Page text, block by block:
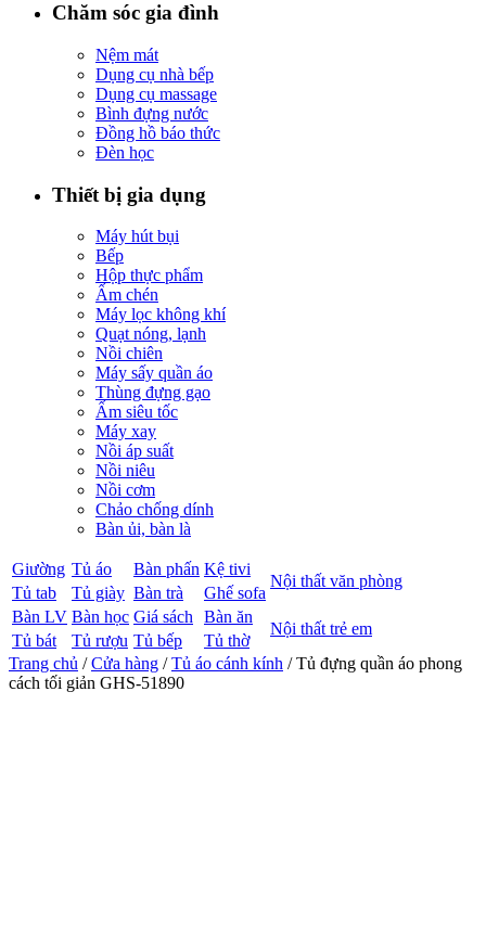
Chăm sóc gia đình
Nệm mát
Dụng cụ nhà bếp
Dụng cụ massage
Bình đựng nước
Đồng hồ báo thức
Đèn học
Thiết bị gia dụng
Máy hút bụi
Bếp
Hộp thực phẩm
Ấm chén
Máy lọc không khí
Quạt nóng, lạnh
Nồi chiên
Máy sấy quần áo
Thùng đựng gạo
Ấm siêu tốc
Máy xay
Nồi áp suất
Nồi niêu
Nồi cơm
Chảo chống dính
Bàn ủi, bàn là
Giường Tủ áo Bàn phấn Kệ tivi
Nội thất văn phòng
Tủ tab Tủ giày Bàn trà
Ghế sofa
Bàn LV Bàn học Giá sách Bàn ăn
Nội thất trẻ em
Tủ bát Tủ rượu Tủ bếp
Tủ thờ
Trang chủ /Cửa hàng /Tủ áo cánh kính / Tủ đựng quần áo phong
cách tối giản GHS-51890